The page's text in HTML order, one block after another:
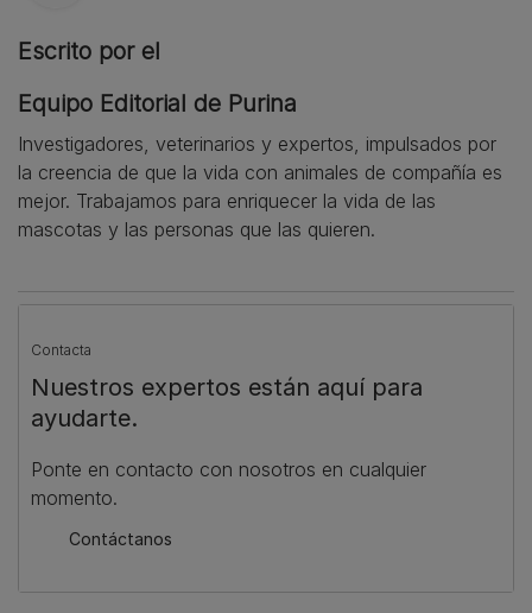
Escrito por el
Equipo Editorial de Purina
Investigadores, veterinarios y expertos, impulsados por
la creencia de que la vida con animales de compañía es
mejor. Trabajamos para enriquecer la vida de las
mascotas y las personas que las quieren.
Contacta
Nuestros expertos están aquí para
ayudarte.
Ponte en contacto con nosotros en cualquier
momento.
Contáctanos